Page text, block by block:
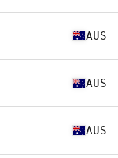
AUS
AUS
AUS